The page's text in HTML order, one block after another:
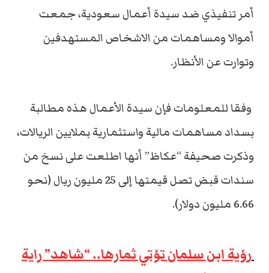
أمر تنفيذي ضد سيدة أعمال سعودية، جمعت
أموالا ومساهمات من الاشخاص المستهدفين
وتوارت عن الأنظار.
وفقا للمعلومات فإن سيدة الأعمال هذه مطالبة
بسداد مساهمات مالية واستثمارية بملايين الريالات،
وذكرت صحيفة “عكاظ” أنها اطلعت على نسخ من
سندات قبض تصل قيمتها إلى 25 مليون ريال (نحو
6.66 مليون دولار).
رؤية ابن سلمان تؤتي ثمارها.. “شاهد” راية